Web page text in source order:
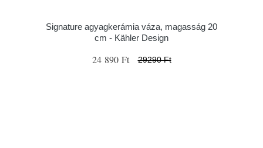
Signature agyagkerámia váza, magasság 20
cm - Kähler Design
24 890 Ft 29290 Ft